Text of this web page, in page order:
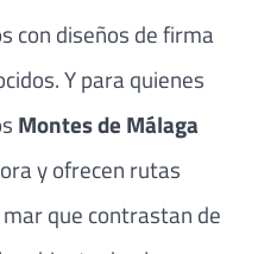
con diseños de firma
Y para quienes
Montes de Málaga
y ofrecen rutas
que contrastan de